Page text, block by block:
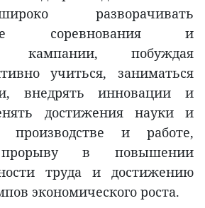
разворачивать
соревнования и
кампании, побуждая
учиться, заниматься
внедрять инновации и
достижения науки и
производстве и работе,
прорыву в повышении
труда и достижению
экономического роста.